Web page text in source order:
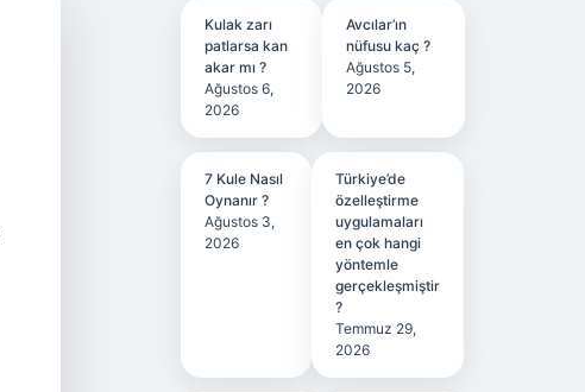
Kulak zarı
patlarsa kan
akar mı ?
Ağustos 6,
2026
Avcılar’ın
nüfusu kaç ?
Ağustos 5,
2026
7 Kule Nasıl
Oynanır ?
Ağustos 3,
2026
Türkiye’de
özelleştirme
uygulamaları
en çok hangi
yöntemle
gerçekleşmiştir
?
Temmuz 29,
2026